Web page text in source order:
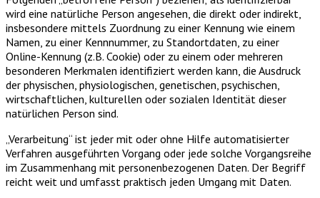
wird eine natürliche Person angesehen, die direkt oder indirekt,
insbesondere mittels Zuordnung zu einer Kennung wie einem
Namen, zu einer Kennnummer, zu Standortdaten, zu einer
Online-Kennung (z.B. Cookie) oder zu einem oder mehreren
besonderen Merkmalen identifiziert werden kann, die Ausdruck
der physischen, physiologischen, genetischen, psychischen,
wirtschaftlichen, kulturellen oder sozialen Identität dieser
natürlichen Person sind.
„Verarbeitung“ ist jeder mit oder ohne Hilfe automatisierter
Verfahren ausgeführten Vorgang oder jede solche Vorgangsreihe
im Zusammenhang mit personenbezogenen Daten. Der Begriff
reicht weit und umfasst praktisch jeden Umgang mit Daten.